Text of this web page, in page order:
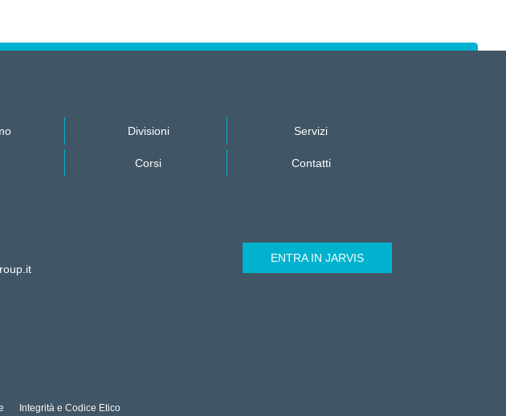
Divisioni Servizi
Corsi Contatti
ENTRA IN JARVIS
Integrità e Codice Etico